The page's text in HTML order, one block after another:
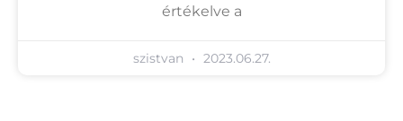
értékelve a
szistvan 2023.06.27.